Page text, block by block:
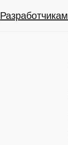
Разработчикам